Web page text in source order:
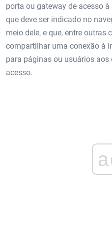
porta ou gateway de acesso
que deve ser indicado no
meio dele, e que, entre outras
compartilhar uma conexão à
para páginas ou usuários
acesso.